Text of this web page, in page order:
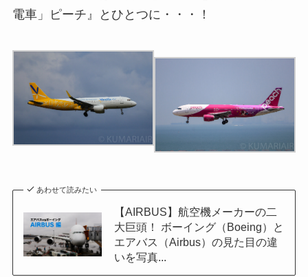
電車」ピーチ』とひとつに・・・！
あわせて読みたい
【AIRBUS】航空機メーカーの二
大巨頭！ ボーイング（Boeing）と
エアバス（Airbus）の見た目の違
いを写真...